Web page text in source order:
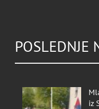
POSLEDNJE
iz